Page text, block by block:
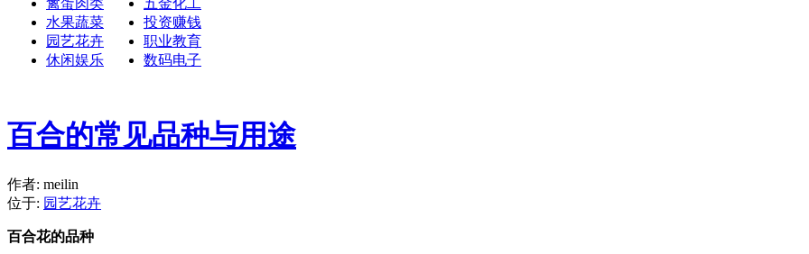
水果蔬菜
园艺花卉
休闲娱乐
投资赚钱
职业教育
数码电子
百合的常见品种与用途
作者: meilin
位于: 园艺花卉
百合花的品种